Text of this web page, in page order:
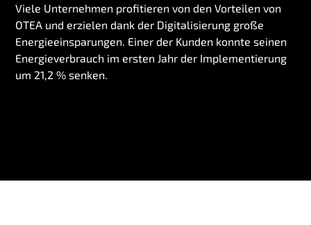
Viele Unternehmen profitieren von den Vorteilen von
OTEA und erzielen dank der Digitalisierung große
Energieeinsparungen. Einer der Kunden konnte seinen
Energieverbrauch im ersten Jahr der Implementierung
um 21,2 % senken.